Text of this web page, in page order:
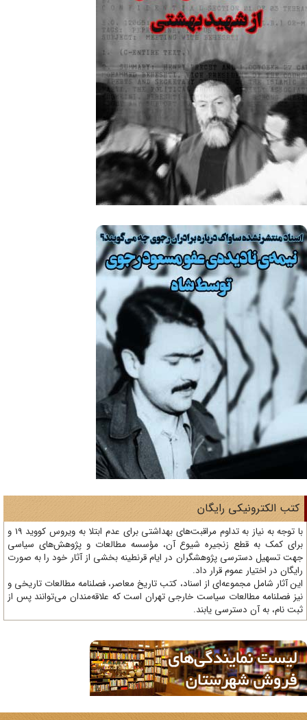
الکترونیکی رایگان
با توجه به نیاز به تداوم مراقبت‌های بهداشتی برای عدم ابتلا به ویروس کووید 19 و
کمک به قطع زنجیره شیوع آن، مؤسسه مطالعات و پژوهش‌های سیاسی
تسهیل دسترسی پژوهشگران در ایام قرنطینه بخشی از آثار خود را به صورت
در اختیار عموم قرار داد.
آثار شامل مجموعه‌ای از اسناد، کتب تاریخ معاصر، فصلنامه‌ مطالعات تاریخی و
فصلنامه مطالعات سیاست خارجی تهران است که علاقه‌مندان می‌توانند پس از
نام، به آن دسترسی یابند.